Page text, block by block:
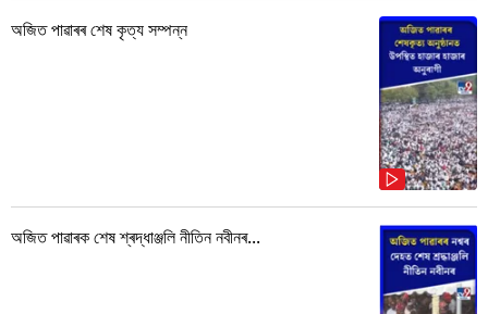
অজিত পাৱাৰৰ শেষ কৃত্য সম্পন্ন
অজিত পাৱাৰক শেষ শ্ৰদ্ধাঞ্জলি নীতিন নবীনৰ...